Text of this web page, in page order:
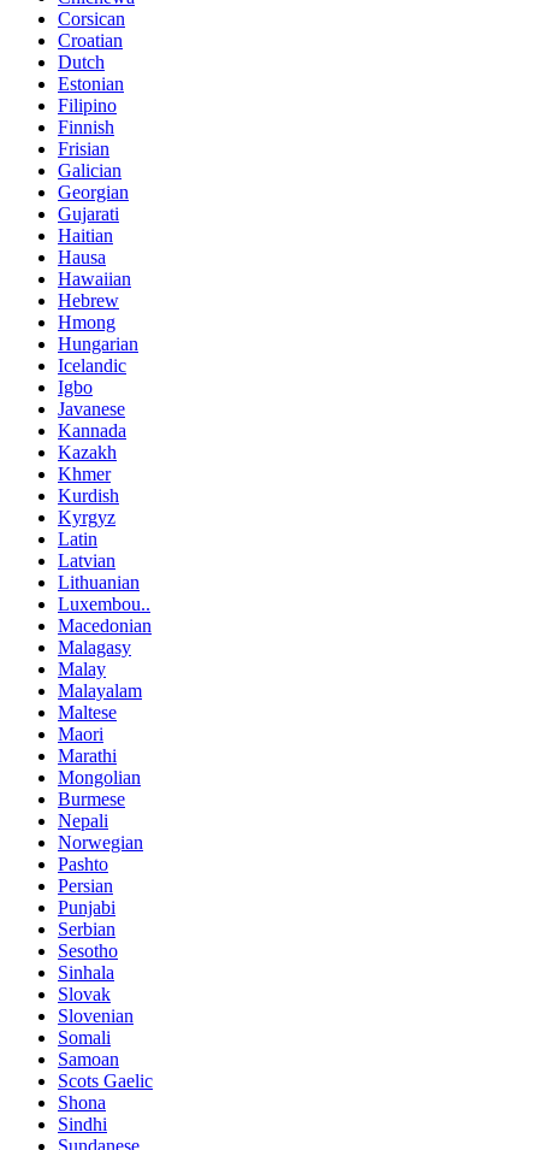
Corsican
Croatian
Dutch
Estonian
Filipino
Finnish
Frisian
Galician
Georgian
Gujarati
Haitian
Hausa
Hawaiian
Hebrew
Hmong
Hungarian
Icelandic
Igbo
Javanese
Kannada
Kazakh
Khmer
Kurdish
Kyrgyz
Latin
Latvian
Lithuanian
Luxembou..
Macedonian
Malagasy
Malay
Malayalam
Maltese
Maori
Marathi
Mongolian
Burmese
Nepali
Norwegian
Pashto
Persian
Punjabi
Serbian
Sesotho
Sinhala
Slovak
Slovenian
Somali
Samoan
Scots Gaelic
Shona
Sindhi
Sundanese